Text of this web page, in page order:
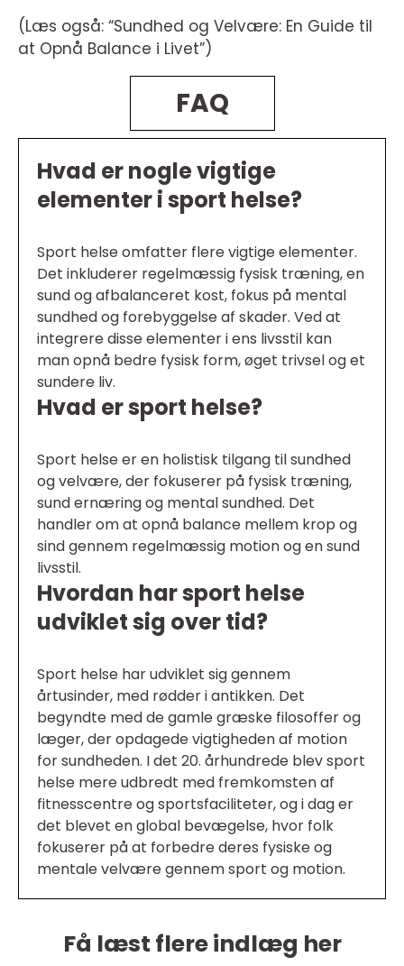
(Læs også: “Sundhed og Velvære: En Guide til
at Opnå Balance i Livet”)
FAQ
Hvad er nogle vigtige
elementer i sport helse?
Sport helse omfatter flere vigtige elementer.
Det inkluderer regelmæssig fysisk træning, en
sund og afbalanceret kost, fokus på mental
sundhed og forebyggelse af skader. Ved at
integrere disse elementer i ens livsstil kan
man opnå bedre fysisk form, øget trivsel og et
sundere liv.
Hvad er sport helse?
Sport helse er en holistisk tilgang til sundhed
og velvære, der fokuserer på fysisk træning,
sund ernæring og mental sundhed. Det
handler om at opnå balance mellem krop og
sind gennem regelmæssig motion og en sund
livsstil.
Hvordan har sport helse
udviklet sig over tid?
Sport helse har udviklet sig gennem
årtusinder, med rødder i antikken. Det
begyndte med de gamle græske filosoffer og
læger, der opdagede vigtigheden af motion
for sundheden. I det 20. århundrede blev sport
helse mere udbredt med fremkomsten af
fitnesscentre og sportsfaciliteter, og i dag er
det blevet en global bevægelse, hvor folk
fokuserer på at forbedre deres fysiske og
mentale velvære gennem sport og motion.
Få læst flere indlæg her